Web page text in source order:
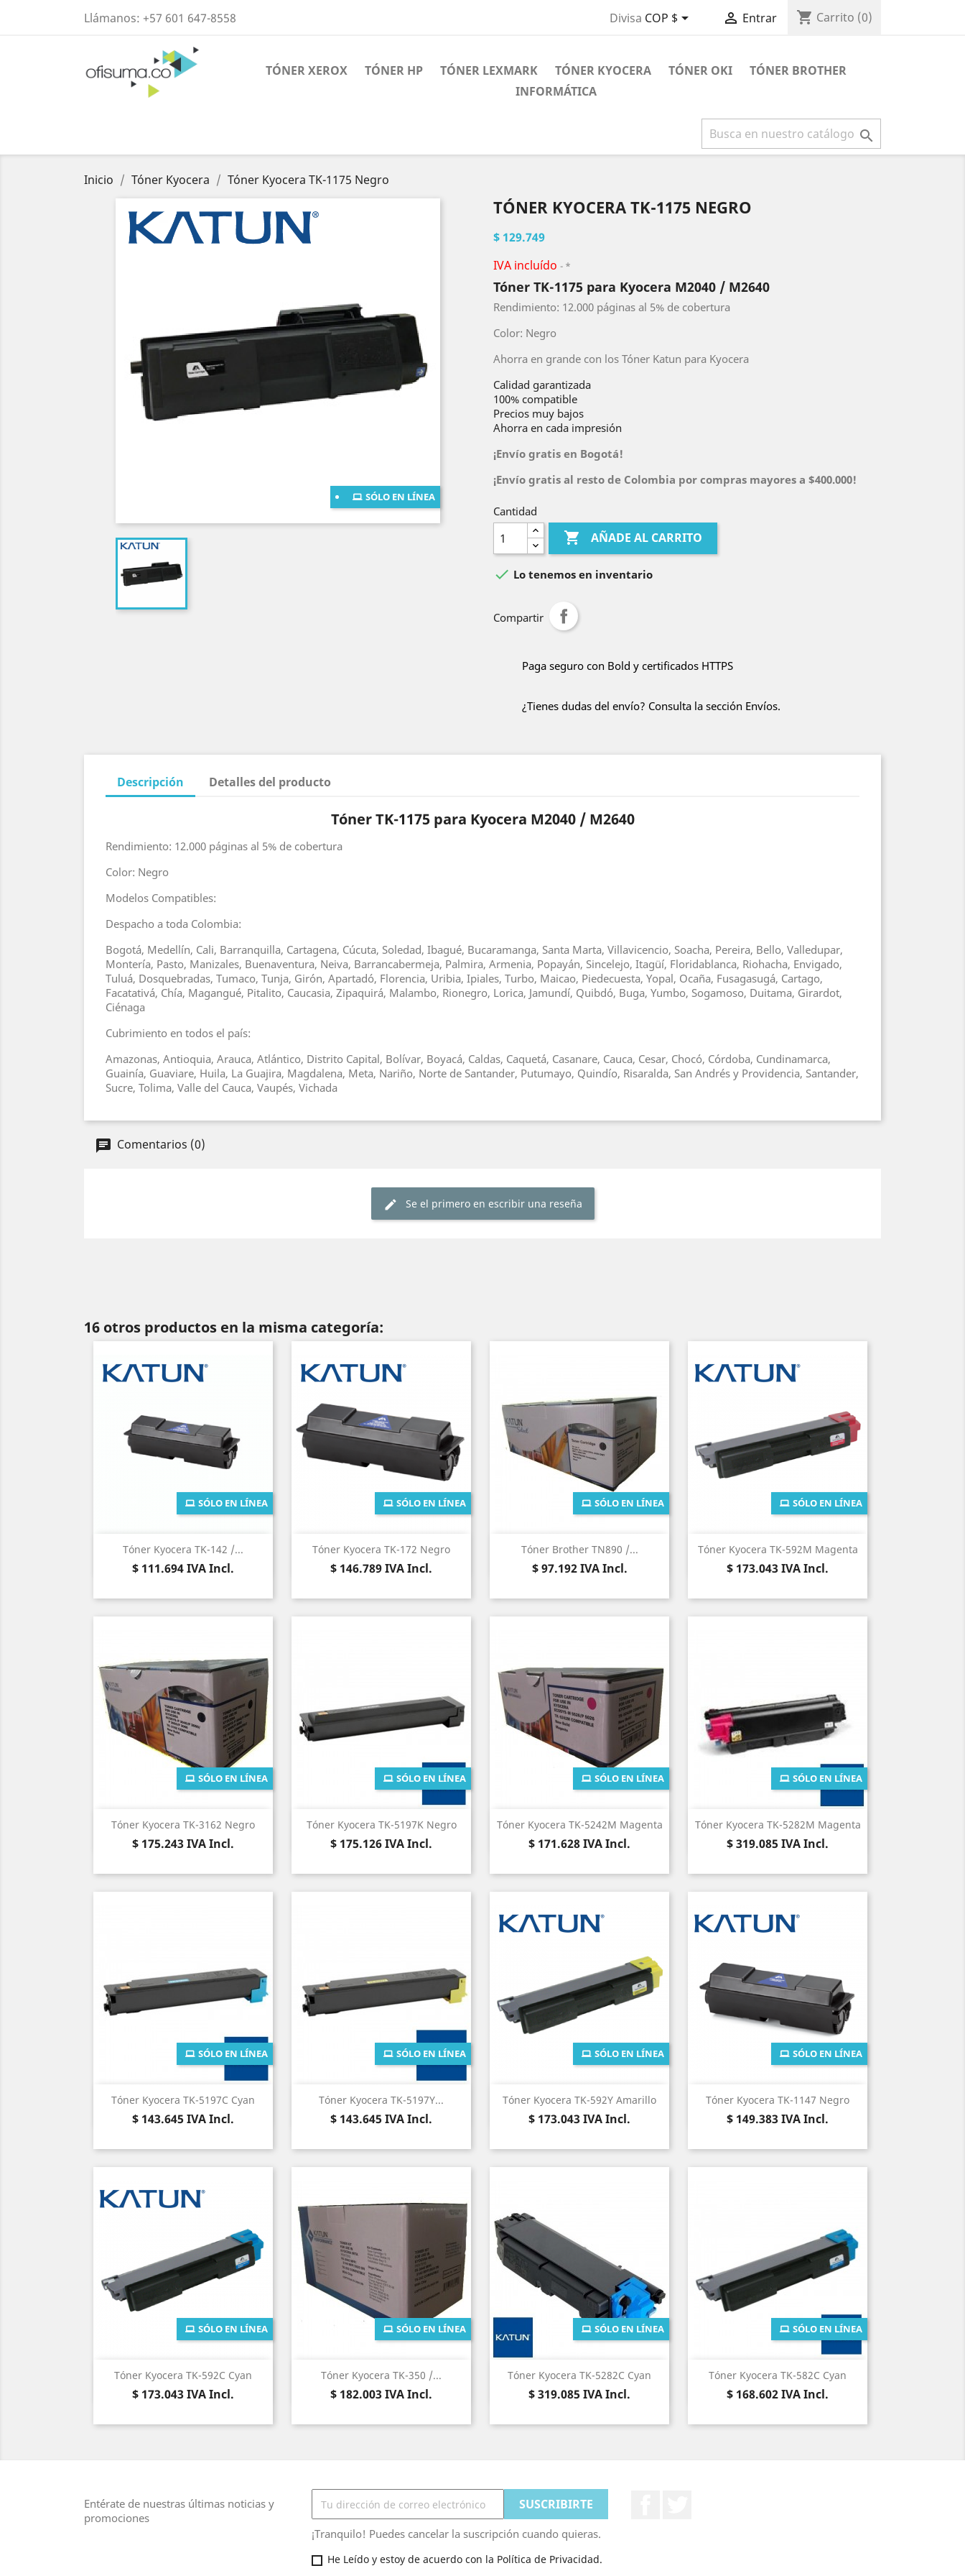
Llámanos: +57 601 647-8558 Divisa COP $  Entrar shopping_cart Carrito (0)
TÓNER XEROX TÓNER HP TÓNER LEXMARK TÓNER KYOCERA TÓNER OKI
TÓNER BROTHER
INFORMÁTICA

Inicio Tóner Kyocera Tóner Kyocera TK-1175 Negro
SÓLO EN LÍNEA
TÓNER KYOCERA TK-1175 NEGRO
$ 129.749
IVA incluído
*
Tóner TK-1175 para Kyocera M2040 / M2640
Rendimiento: 12.000 páginas al 5% de cobertura
Color: Negro
Ahorra en grande con los Tóner Katun para Kyocera
Calidad garantizada
100% compatible
Precios muy bajos
Ahorra en cada impresión
¡Envío gratis en Bogotá!
¡Envío gratis al resto de Colombia por compras mayores a $400.000!
Cantidad
 AÑADE AL CARRITO
 Lo tenemos en inventario
Compartir
Paga seguro con Bold y certificados HTTPS
¿Tienes dudas del envío? Consulta la sección Envíos.
Descripción Detalles del producto
Tóner TK-1175 para Kyocera M2040 / M2640
Rendimiento: 12.000 páginas al 5% de cobertura
Color: Negro
Modelos Compatibles:
Despacho a toda Colombia:
Bogotá, Medellín, Cali, Barranquilla, Cartagena, Cúcuta, Soledad, Ibagué, Bucaramanga, Santa Marta, Villavicencio, Soacha, Pereira, Bello, Valledupar,
Montería, Pasto, Manizales, Buenaventura, Neiva, Barrancabermeja, Palmira, Armenia, Popayán, Sincelejo, Itagüí, Floridablanca, Riohacha, Envigado,
Tuluá, Dosquebradas, Tumaco, Tunja, Girón, Apartadó, Florencia, Uribia, Ipiales, Turbo, Maicao, Piedecuesta, Yopal, Ocaña, Fusagasugá, Cartago,
Facatativá, Chía, Magangué, Pitalito, Caucasia, Zipaquirá, Malambo, Rionegro, Lorica, Jamundí, Quibdó, Buga, Yumbo, Sogamoso, Duitama, Girardot,
Ciénaga
Cubrimiento en todos el país:
Amazonas, Antioquia, Arauca, Atlántico, Distrito Capital, Bolívar, Boyacá, Caldas, Caquetá, Casanare, Cauca, Cesar, Chocó, Córdoba, Cundinamarca,
Guainía, Guaviare, Huila, La Guajira, Magdalena, Meta, Nariño, Norte de Santander, Putumayo, Quindío, Risaralda, San Andrés y Providencia, Santander,
Sucre, Tolima, Valle del Cauca, Vaupés, Vichada
Comentarios (0)
Se el primero en escribir una reseña
16 otros productos en la misma categoría:
Tóner Kyocera TK-142 /...
Precio
$ 111.694IVA Incl.
SÓLO EN LÍNEA
Vista rápida Tóner Kyocera TK-172 Negro
Precio
$ 146.789IVA Incl.
SÓLO EN LÍNEA
Vista rápida Tóner Brother TN890 /...
Precio
$ 97.192IVA Incl.
SÓLO EN LÍNEA
Vista rápida Tóner Kyocera TK-592M Magenta
Precio
$ 173.043IVA Incl.
SÓLO EN LÍNEA
Vista rápida
Tóner Kyocera TK-3162 Negro
Precio
$ 175.243IVA Incl.
SÓLO EN LÍNEA
Vista rápida Tóner Kyocera TK-5197K Negro
Precio
$ 175.126IVA Incl.
SÓLO EN LÍNEA
Vista rápida Tóner Kyocera TK-5242M Magenta
Precio
$ 171.628IVA Incl.
SÓLO EN LÍNEA
Vista rápida Tóner Kyocera TK-5282M Magenta
Precio
$ 319.085IVA Incl.
SÓLO EN LÍNEA
Vista rápida
Tóner Kyocera TK-5197C Cyan
Precio
$ 143.645IVA Incl.
SÓLO EN LÍNEA
Vista rápida Tóner Kyocera TK-5197Y...
Precio
$ 143.645IVA Incl.
SÓLO EN LÍNEA
Vista rápida Tóner Kyocera TK-592Y Amarillo
Precio
$ 173.043IVA Incl.
SÓLO EN LÍNEA
Vista rápida Tóner Kyocera TK-1147 Negro
Precio
$ 149.383IVA Incl.
SÓLO EN LÍNEA
Vista rápida
Tóner Kyocera TK-592C Cyan
Precio
$ 173.043IVA Incl.
SÓLO EN LÍNEA
Vista rápida Tóner Kyocera TK-350 /...
Precio
$ 182.003IVA Incl.
SÓLO EN LÍNEA
Vista rápida Tóner Kyocera TK-5282C Cyan
Precio
$ 319.085IVA Incl.
SÓLO EN LÍNEA
Vista rápida Tóner Kyocera TK-582C Cyan
Precio
$ 168.602IVA Incl.
SÓLO EN LÍNEA
Vista rápida
Entérate de nuestras últimas noticias y
promociones
¡Tranquilo! Puedes cancelar la suscripción cuando quieras.
He Leído y estoy de acuerdo con la Política de Privacidad.